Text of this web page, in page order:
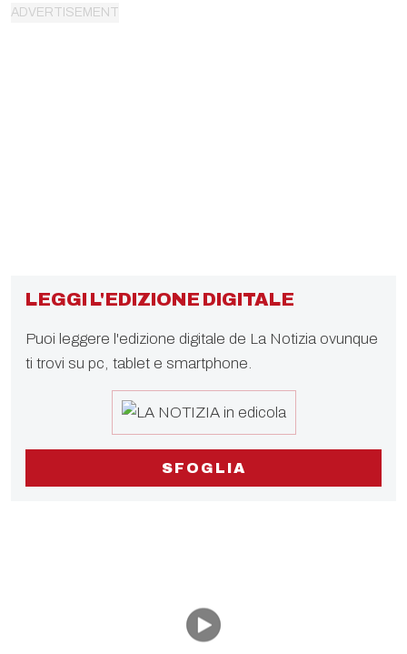
LEGGI L'EDIZIONE DIGITALE
Puoi leggere l'edizione digitale de La Notizia ovunque
ti trovi su pc, tablet e smartphone.
SFOGLIA